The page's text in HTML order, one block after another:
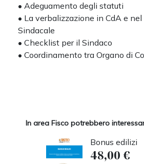
• Adeguamento degli statuti
• La verbalizzazione in CdA e nel
Sindacale
• Checklist per il Sindaco
• Coordinamento tra Organo di
In area Fisco potrebbero
Bonus edilizi
48,00 €